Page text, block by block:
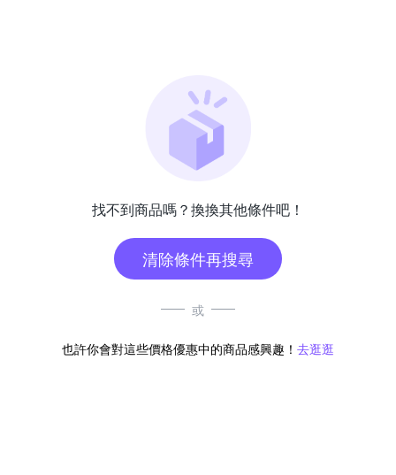
找不到商品嗎？換換其他條件吧！
清除條件再搜尋
或
也許你會對這些價格優惠中的商品感興趣！ 去逛逛